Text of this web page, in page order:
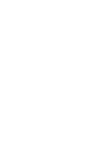
Перейти к